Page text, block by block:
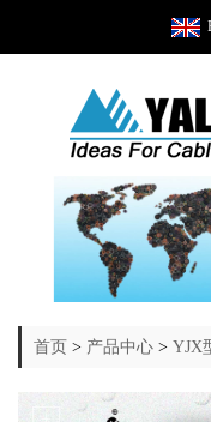
首页 > 产品中心 > YJX